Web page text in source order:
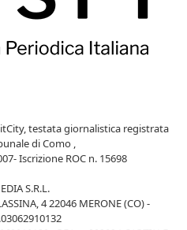
testata giornalistica registrata
di Como ,
Iscrizione ROC n. 15698
S.R.L.
4 22046 MERONE (CO) -